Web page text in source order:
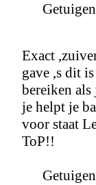
Exact
gave ,s dit
bereiken
je helpt je
voor staat
ToP!!